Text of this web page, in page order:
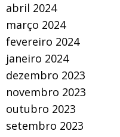
abril 2024
março 2024
fevereiro 2024
janeiro 2024
dezembro 2023
novembro 2023
outubro 2023
setembro 2023